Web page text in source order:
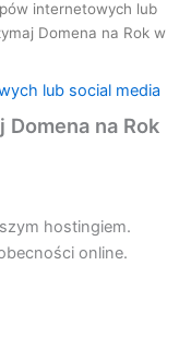
internetowych lub
Domena na Rok w
lub social media
Domena na Rok
hostingiem.
online.